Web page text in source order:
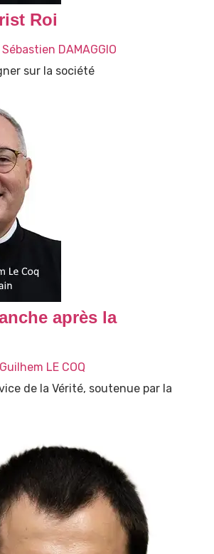
Roi
DAMAGGIO
sur la société
après la
LE COQ
de la Vérité, soutenue par la